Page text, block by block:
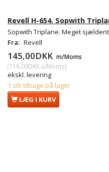
Revell H-654. Sopwith
Sopwith Triplane. Meget
Fra: Revell
145,00DKK m/Moms
(116,00DKK u/Moms)
ekskl. levering
1 stk tilbage på lager
LÆG I KURV